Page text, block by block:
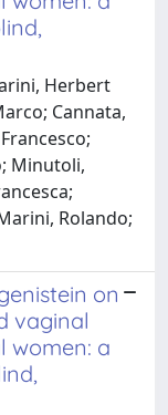
Herbert
Cannata,
Minutoli,
Rolando;
on
vaginal
women: a